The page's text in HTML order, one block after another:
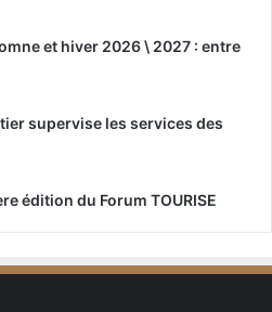
et hiver 2026 \ 2027 : entre
supervise les services des
édition du Forum TOURISE